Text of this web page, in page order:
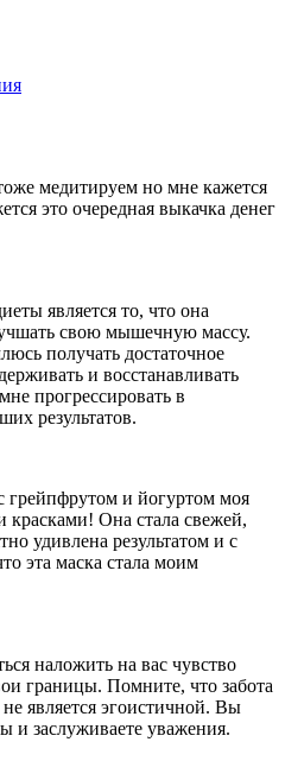
медитируем но мне кажется
это очередная выкачка денег
является то, что она
свою мышечную массу.
получать достаточное
и восстанавливать
прогрессировать в
результатов.
грейпфрутом и йогуртом моя
красками! Она стала свежей,
удивлена результатом и с
эта маска стала моим
наложить на вас чувство
границы. Помните, что забота
является эгоистичной. Вы
и заслуживаете уважения.